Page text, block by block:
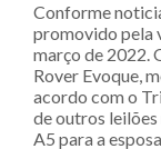
Conforme
promovido pela
março de 2022.
Rover Evoque,
acordo com o
de outros leilões
A5 para a